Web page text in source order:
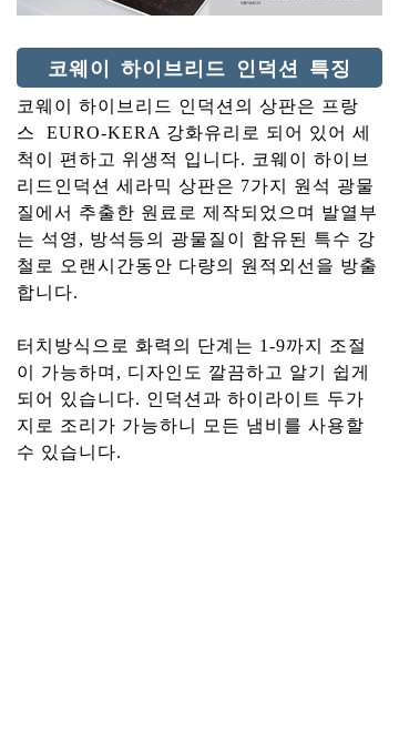
코웨이 하이브리드 인덕션 특징
코웨이 하이브리드 인덕션의 상판은 프랑
스 EURO-KERA 강화유리로 되어 있어 세
척이 편하고 위생적 입니다. 코웨이 하이브
리드인덕션 세라믹 상판은 7가지 원석 광물
질에서 추출한 원료로 제작되었으며 발열부
는 석영, 방석등의 광물질이 함유된 특수 강
철로 오랜시간동안 다량의 원적외선을 방출
합니다.
터치방식으로 화력의 단계는 1-9까지 조절
이 가능하며, 디자인도 깔끔하고 알기 쉽게
되어 있습니다. 인덕션과 하이라이트 두가
지로 조리가 가능하니 모든 냄비를 사용할
수 있습니다.